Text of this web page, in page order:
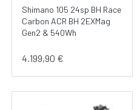
Shimano 105 24sp BH Race
Carbon ACR BH 2EXMag
Gen2 & 540Wh
4.199,90 €